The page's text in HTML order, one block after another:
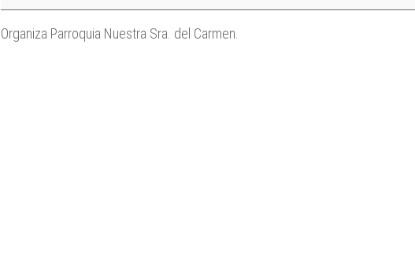
Comunidad.
Organiza Parroquia Nuestra Sra. del Carmen.